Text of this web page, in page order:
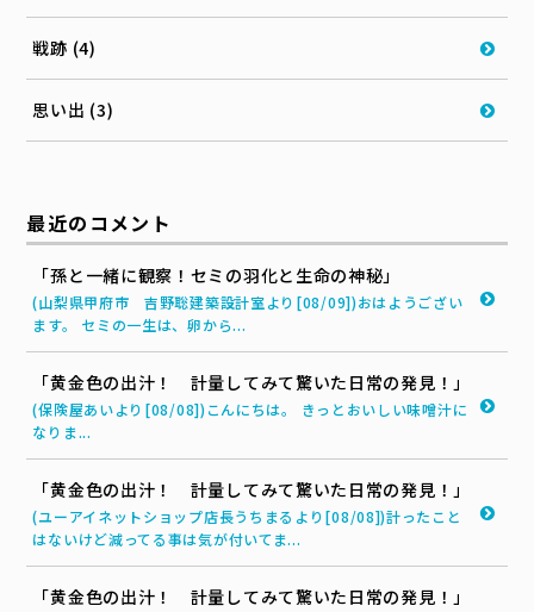
戦跡 (4)
思い出 (3)
最近のコメント
「孫と一緒に観察！セミの羽化と生命の神秘」
(山梨県甲府市 吉野聡建築設計室より[08/09])おはようござい
ます。 セミの一生は、卵から...
「黄金色の出汁！ 計量してみて驚いた日常の発見！」
(保険屋あいより[08/08])こんにちは。 きっとおいしい味噌汁に
なりま...
「黄金色の出汁！ 計量してみて驚いた日常の発見！」
(ユーアイネットショップ店長うちまるより[08/08])計ったこと
はないけど減ってる事は気が付いてま...
「黄金色の出汁！ 計量してみて驚いた日常の発見！」